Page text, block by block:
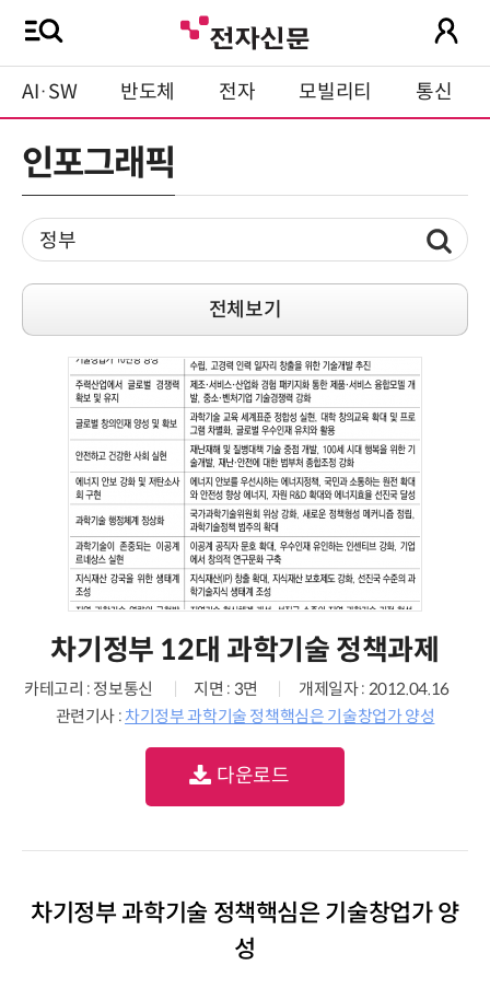
AI·SW 반도체 전자 모빌리티 통신
인포그래픽
전체보기
차기정부 12대 과학기술 정책과제
카테고리 : 정보통신 지면 : 3면
개제일자 : 2012.04.16
관련기사 : 차기정부 과학기술 정책핵심은 기술창업가 양성
다운로드
차기정부 과학기술 정책핵심은 기술창업가 양
성